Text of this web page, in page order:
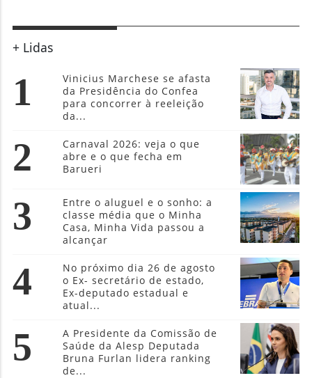
+ Lidas
1
Vinicius Marchese se afasta
da Presidência do Confea
para concorrer à reeleição
da...
2
Carnaval 2026: veja o que
abre e o que fecha em
Barueri
3
Entre o aluguel e o sonho: a
classe média que o Minha
Casa, Minha Vida passou a
alcançar
4
No próximo dia 26 de agosto
o Ex- secretário de estado,
Ex-deputado estadual e
atual...
5
A Presidente da Comissão de
Saúde da Alesp Deputada
Bruna Furlan lidera ranking
de...